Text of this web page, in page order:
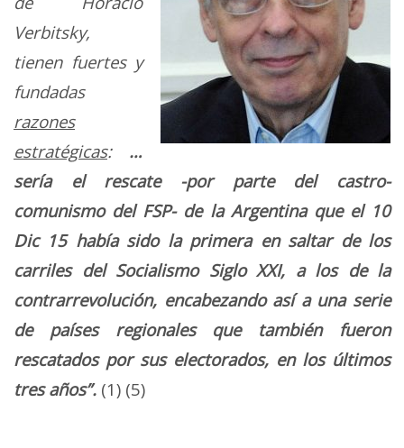
Verbitsky,
tienen fuertes y
fundadas
razones
estratégicas: …
sería el rescate -por parte del castro-
comunismo del FSP- de la Argentina que el 10
Dic 15 había sido la primera en saltar de los
carriles del Socialismo Siglo XXI, a los de la
contrarrevolución, encabezando así a una serie
de países regionales que también fueron
rescatados por sus electorados, en los últimos
tres años”. (1) (5)